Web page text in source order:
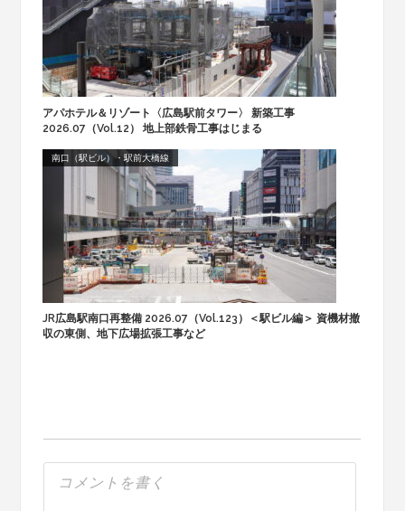
アパホテル＆リゾート〈広島駅前タワー〉 新築工事
2026.07（Vol.12） 地上部鉄骨工事はじまる
南口（駅ビル）・駅前大橋線
JR広島駅南口再整備 2026.07（Vol.123）＜駅ビル編＞ 資機材撤
収の東側、地下広場拡張工事など